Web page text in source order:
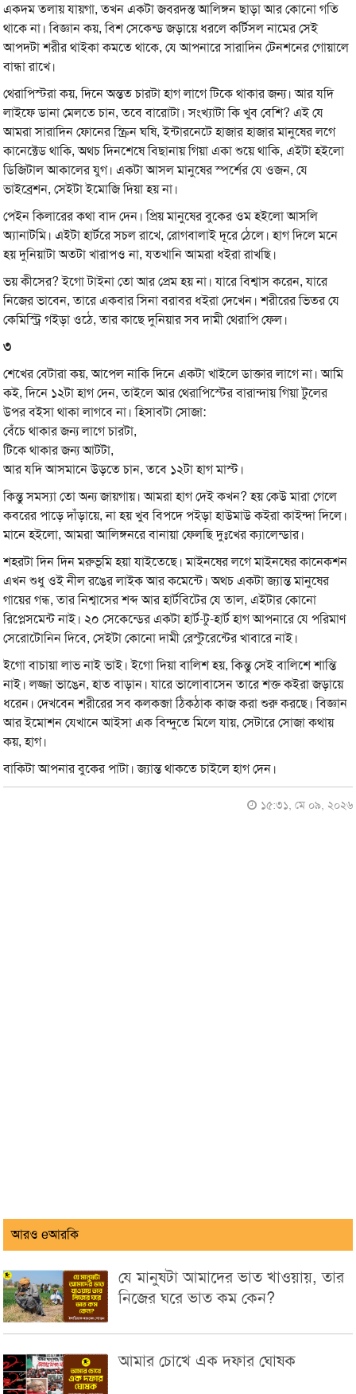
একদম তলায় যায়গা, তখন একটা জবরদস্ত আলিঙ্গন ছাড়া আর কোনো গতি
থাকে না। বিজ্ঞান কয়, বিশ সেকেন্ড জড়ায়ে ধরলে কর্টিসল নামের সেই
আপদটা শরীর থাইকা কমতে থাকে, যে আপনারে সারাদিন টেনশনের গোয়ালে
বান্ধা রাখে।
থেরাপিস্টরা কয়, দিনে অন্তত চারটা হাগ লাগে টিকে থাকার জন্য। আর যদি
লাইফে ডানা মেলতে চান, তবে বারোটা। সংখ্যাটা কি খুব বেশি? এই যে
আমরা সারাদিন ফোনের স্ক্রিন ঘষি, ইন্টারনেটে হাজার হাজার মানুষের লগে
কানেক্টেড থাকি, অথচ দিনশেষে বিছানায় গিয়া একা শুয়ে থাকি, এইটা হইলো
ডিজিটাল আকালের যুগ। একটা আসল মানুষের স্পর্শের যে ওজন, যে
ভাইব্রেশন, সেইটা ইমোজি দিয়া হয় না।
পেইন কিলারের কথা বাদ দেন। প্রিয় মানুষের বুকের ওম হইলো আসলি
অ্যানাটমি। এইটা হার্টরে সচল রাখে, রোগবালাই দূরে ঠেলে। হাগ দিলে মনে
হয় দুনিয়াটা অতটা খারাপও না, যতখানি আমরা ধইরা রাখছি।
ভয় কীসের? ইগো টাইনা তো আর প্রেম হয় না। যারে বিশ্বাস করেন, যারে
নিজের ভাবেন, তারে একবার সিনা বরাবর ধইরা দেখেন। শরীরের ভিতর যে
কেমিস্ট্রি গইড়া ওঠে, তার কাছে দুনিয়ার সব দামী থেরাপি ফেল।
৩
শেখের বেটারা কয়, আপেল নাকি দিনে একটা খাইলে ডাক্তার লাগে না। আমি
কই, দিনে ১২টা হাগ দেন, তাইলে আর থেরাপিস্টের বারান্দায় গিয়া টুলের
উপর বইসা থাকা লাগবে না। হিসাবটা সোজা:
বেঁচে থাকার জন্য লাগে চারটা,
টিকে থাকার জন্য আটটা,
আর যদি আসমানে উড়তে চান, তবে ১২টা হাগ মাস্ট।
কিন্তু সমস্যা তো অন্য জায়গায়। আমরা হাগ দেই কখন? হয় কেউ মারা গেলে
কবরের পাড়ে দাঁড়ায়ে, না হয় খুব বিপদে পইড়া হাউমাউ কইরা কাইন্দা দিলে।
মানে হইলো, আমরা আলিঙ্গনরে বানায়া ফেলছি দুঃখের ক্যালেন্ডার।
শহরটা দিন দিন মরুভূমি হয়া যাইতেছে। মাইনষের লগে মাইনষের কানেকশন
এখন শুধু ওই নীল রঙের লাইক আর কমেন্টে। অথচ একটা জ্যান্ত মানুষের
গায়ের গন্ধ, তার নিশ্বাসের শব্দ আর হার্টবিটের যে তাল, এইটার কোনো
রিপ্লেসমেন্ট নাই। ২০ সেকেন্ডের একটা হার্ট-টু-হার্ট হাগ আপনারে যে পরিমাণ
সেরোটোনিন দিবে, সেইটা কোনো দামী রেস্টুরেন্টের খাবারে নাই।
ইগো বাচায়া লাভ নাই ভাই। ইগো দিয়া বালিশ হয়, কিন্তু সেই বালিশে শান্তি
নাই। লজ্জা ভাঙেন, হাত বাড়ান। যারে ভালোবাসেন তারে শক্ত কইরা জড়ায়ে
ধরেন। দেখবেন শরীরের সব কলকব্জা ঠিকঠাক কাজ করা শুরু করছে। বিজ্ঞান
আর ইমোশন যেখানে আইসা এক বিন্দুতে মিলে যায়, সেটারে সোজা কথায়
কয়, হাগ।
বাকিটা আপনার বুকের পাটা। জ্যান্ত থাকতে চাইলে হাগ দেন।
১৫:৩১, মে ০৯, ২০২৬
আরও eআরকি
যে মানুষটা আমাদের ভাত খাওয়ায়, তার
নিজের ঘরে ভাত কম কেন?
আমার চোখে এক দফার ঘোষক